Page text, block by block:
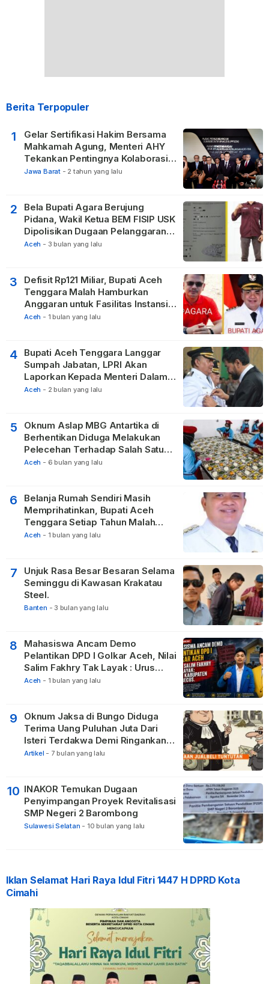
Berita Terpopuler
1
Gelar Sertifikasi Hakim Bersama
Mahkamah Agung, Menteri AHY
Tekankan Pentingnya Kolaborasi
untuk Hadirkan Keadilan bagi
Jawa Barat - 2 tahun yang lalu
2
Bela Bupati Agara Berujung
Pidana, Wakil Ketua BEM FISIP USK
Dipolisikan Dugaan Pelanggaran
Privasi dan UU ITE
Aceh - 3 bulan yang lalu
3
Defisit Rp121 Miliar, Bupati Aceh
Tenggara Malah Hamburkan
Anggaran untuk Fasilitas Instansi
Vertikal
Aceh - 1 bulan yang lalu
4
Bupati Aceh Tenggara Langgar
Sumpah Jabatan, LPRI Akan
Laporkan Kepada Menteri Dalam
Negeri
Aceh - 2 bulan yang lalu
5
Oknum Aslap MBG Antartika di
Berhentikan Diduga Melakukan
Pelecehan Terhadap Salah Satu
Relawan
Aceh - 6 bulan yang lalu
6
Belanja Rumah Sendiri Masih
Memprihatinkan, Bupati Aceh
Tenggara Setiap Tahun Malah
Membangun Pasilitas Rumah
Aceh - 1 bulan yang lalu
7
Unjuk Rasa Besar Besaran Selama
Seminggu di Kawasan Krakatau
Steel.
Banten - 3 bulan yang lalu
8
Mahasiswa Ancam Demo
Pelantikan DPD I Golkar Aceh, Nilai
Salim Fakhry Tak Layak : Urus
Kabupaten Tak Becus.
Aceh - 1 bulan yang lalu
9
Oknum Jaksa di Bungo Diduga
Terima Uang Puluhan Juta Dari
Isteri Terdakwa Demi Ringankan
Hukuman
Artikel - 7 bulan yang lalu
10 INAKOR Temukan Dugaan
Penyimpangan Proyek Revitalisasi
SMP Negeri 2 Barombong
Sulawesi Selatan - 10 bulan yang lalu
Iklan Selamat Hari Raya Idul Fitri 1447 H DPRD Kota
Cimahi